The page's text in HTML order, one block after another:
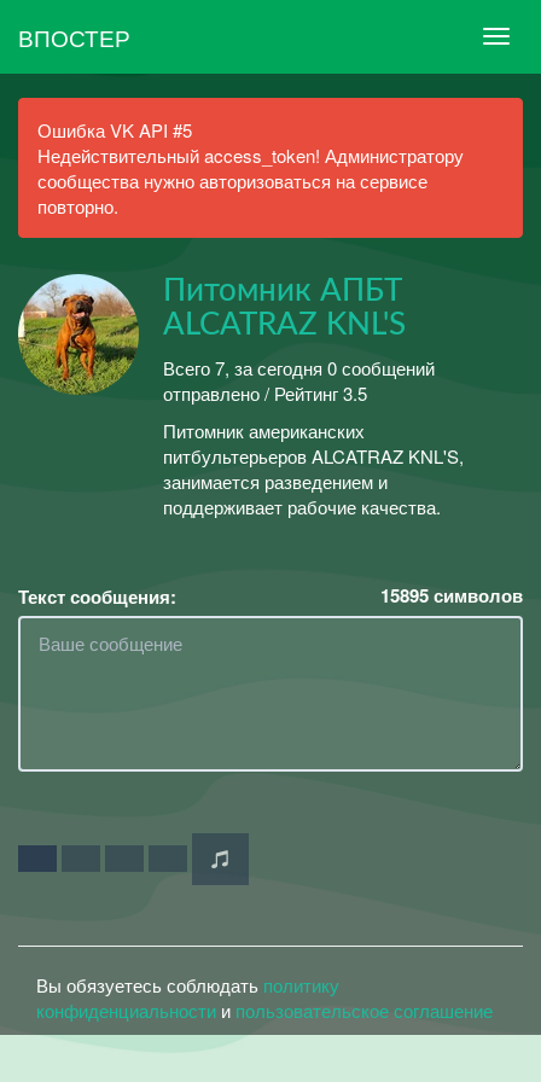
ВПОСТЕР
Ошибка VK API #5
Недействительный access_token! Администратору
сообщества нужно авторизоваться на сервисе
повторно.
Питомник АПБТ
ALCATRAZ KNL'S
Всего 7, за сегодня 0 сообщений
отправлено / Рейтинг 3.5
Питомник американских
питбультерьеров ALCATRAZ KNL'S,
занимается разведением и
поддерживает рабочие качества.
Текст сообщения: 15895символов
Вы обязуетесь соблюдать политику
конфиденциальности и пользовательское соглашение